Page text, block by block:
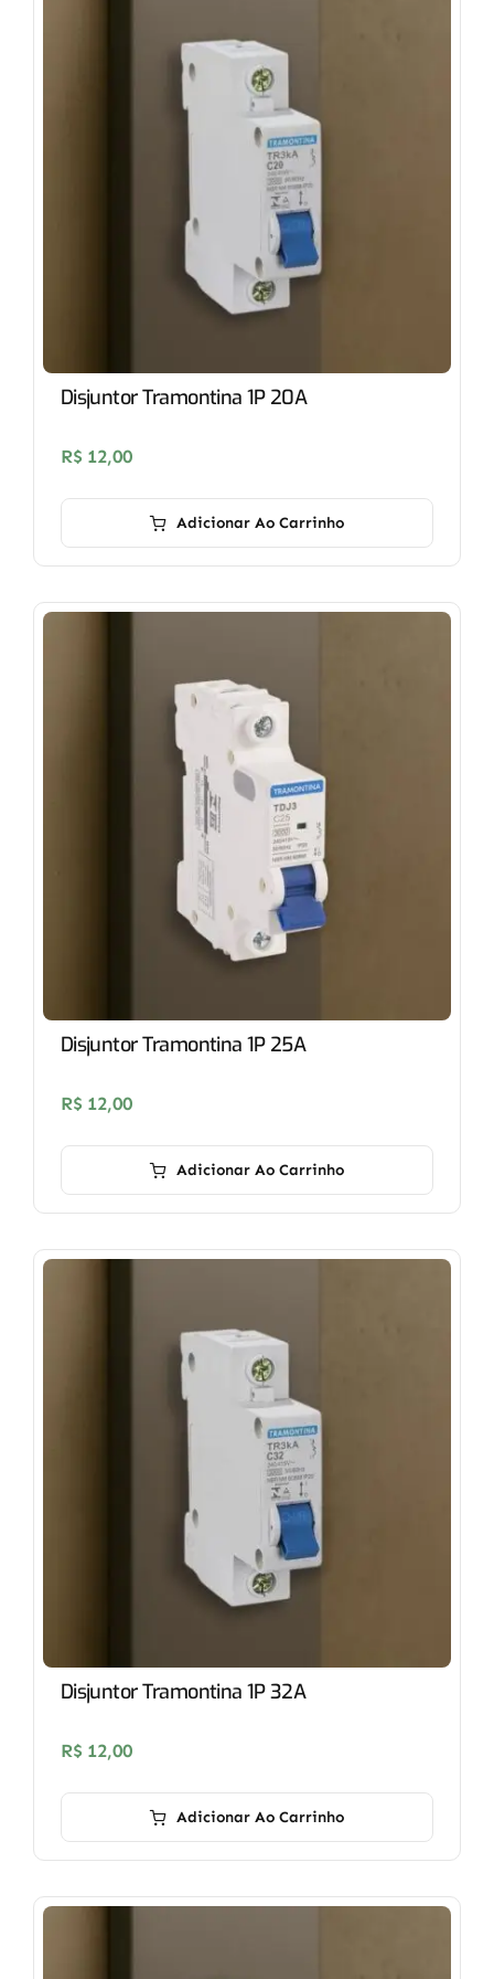
Disjuntor Tramontina 1P 20A
R$ 12,00
Adicionar Ao Carrinho
Disjuntor Tramontina 1P 25A
R$ 12,00
Adicionar Ao Carrinho
Disjuntor Tramontina 1P 32A
R$ 12,00
Adicionar Ao Carrinho